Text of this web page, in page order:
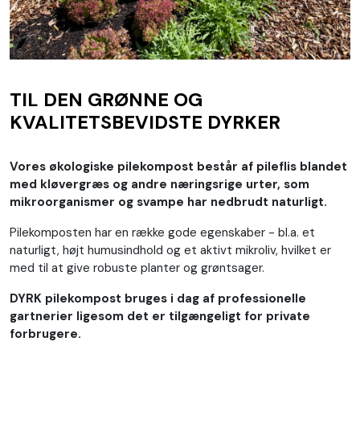
TIL DEN GRØNNE OG
KVALITETSBEVIDSTE DYRKER
Vores økologiske pilekompost består af pileflis blandet
med kløvergræs og andre næringsrige urter, som
mikroorganismer og svampe har nedbrudt naturligt.
Pilekomposten har en række gode egenskaber - bl.a. et
naturligt, højt humusindhold og et aktivt mikroliv, hvilket er
med til at give robuste planter og grøntsager.
DYRK pilekompost bruges i dag af professionelle
gartnerier ligesom det er tilgængeligt for private
forbrugere.